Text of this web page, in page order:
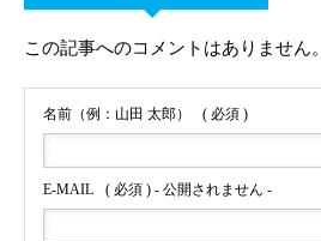
この記事へのコメントはありません。
名前（例：山田 太郎） ( 必須 )
E-MAIL ( 必須 ) - 公開されません -